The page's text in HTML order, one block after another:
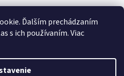
Ďalším prechádzaním
s ich používaním. Viac
Shoptet